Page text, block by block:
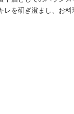
を研ぎ澄まし、お